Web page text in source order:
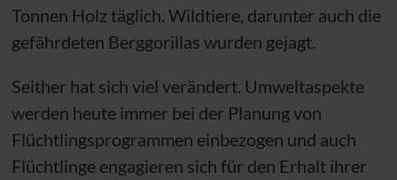
Tonnen Holz täglich. Wildtiere, darunter auch die
gefährdeten Berggorillas wurden gejagt.
Seither hat sich viel verändert. Umweltaspekte
werden heute immer bei der Planung von
Flüchtlingsprogrammen einbezogen und auch
Flüchtlinge engagieren sich für den Erhalt ihrer